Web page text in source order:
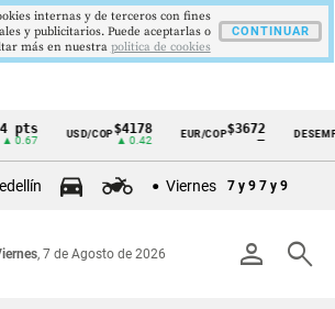
USD/COP$4178
▲ 0.42
EUR/COP$3672
—
DESEMPLEO
▼
Viernes 7 y 9 7 y 9
person search
, 7 de Agosto de 2026
internas y de terceros con fines
y publicitarios. Puede aceptarlas o
más en nuestra politica de cookies
CONTINUAR